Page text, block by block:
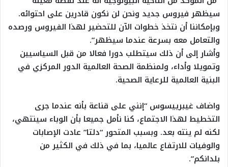
سيظهر فيروس جديد ونحن لن نكون قادرين على احتوائه.
وبإمكاننا أن نتخذ خطوات الآن للتحضير لهذا الفيروس ورصده
والتعامل معه بسرعة عندما سيظهر”.
وأشار إلى أن ذلك سيتطلب دورا فعالا من قبل السياسيين
وتمويلا وأداء، ولمنظمة الصحة العالمية الدور المركزي في
البنية العالمية للرعاية الصحية.
واضاف غيبرييسوس “إنني على قناعة بأنه عندما جرى
التخطيط لهذا الاجتماع، كنا نأمل جميعا بأن الوباء سينتهي،
لكنه لم ينته بعد. وبسبب المتحور “دلتا” عادت الإصابات
والوفيات للارتفاع عالميا، بما في ذلك في الكثير من
بلدانكم”.